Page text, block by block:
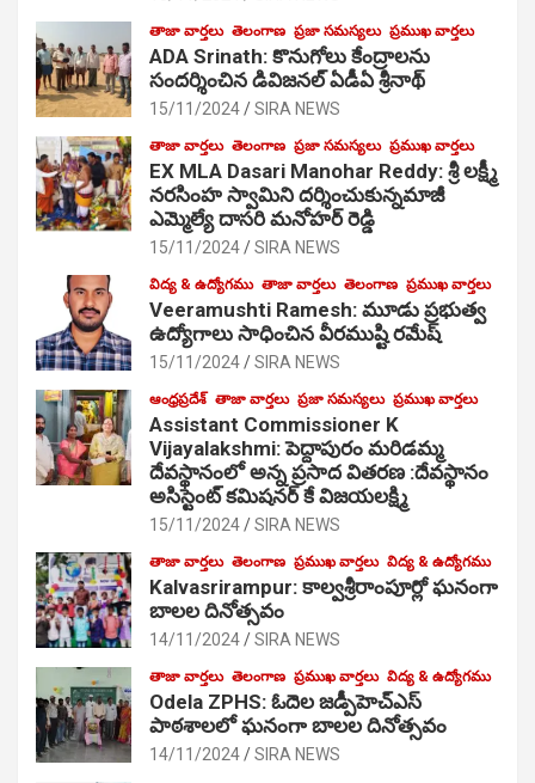
తాజా వార్తలు తెలంగాణ ప్రజా సమస్యలు ప్రముఖ వార్తలు
ADA Srinath: కొనుగోలు కేంద్రాల‌ను
సంద‌ర్శించిన డివిజనల్ ఏడీఏ శ్రీనాథ్
15/11/2024 SIRA NEWS
తాజా వార్తలు తెలంగాణ ప్రజా సమస్యలు ప్రముఖ వార్తలు
EX MLA Dasari Manohar Reddy: శ్రీ లక్ష్మీ
నరసింహ స్వామిని దర్శించుకున్నమాజీ
ఎమ్మెల్యే దాసరి మనోహర్ రెడ్డి
15/11/2024 SIRA NEWS
విద్య & ఉద్యోగము తాజా వార్తలు తెలంగాణ ప్రముఖ వార్తలు
Veeramushti Ramesh: మూడు ప్రభుత్వ
ఉద్యోగాలు సాధించిన వీరముష్టి రమేష్
15/11/2024 SIRA NEWS
ఆంధ్రప్రదేశ్ తాజా వార్తలు ప్రజా సమస్యలు ప్రముఖ వార్తలు
Assistant Commissioner K
Vijayalakshmi: పెద్దాపురం మరిడమ్మ
దేవస్థానంలో అన్న ప్రసాద వితరణ :దేవస్థానం
అసిస్టెంట్ కమిషనర్ కే విజయలక్ష్మి
15/11/2024 SIRA NEWS
తాజా వార్తలు తెలంగాణ ప్రముఖ వార్తలు విద్య & ఉద్యోగము
Kalvasrirampur: కాల్వశ్రీరాంపూర్లో ఘనంగా
బాలల దినోత్సవం
14/11/2024 SIRA NEWS
తాజా వార్తలు తెలంగాణ ప్రముఖ వార్తలు విద్య & ఉద్యోగము
Odela ZPHS: ఓదెల జ‌డ్పీహెచ్ఎస్
పాఠ‌శాల‌లో ఘనంగా బాలల దినోత్సవం
14/11/2024 SIRA NEWS